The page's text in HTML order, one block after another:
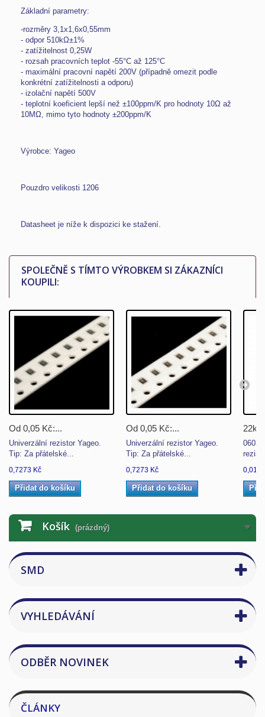
Základní parametry:
-rozměry 3,1x1,6x0,55mm
- odpor 510kΩ±1%
- zatížitelnost 0,25W
- rozsah pracovních teplot -55°C až 125°C
- maximální pracovní napětí 200V (případně omezit podle
konkrétní zatížitelnosti a odporu)
- izolační napětí 500V
- teplotní koeficient lepší než ±100ppm/K pro hodnoty 10Ω až
10MΩ, mimo tyto hodnoty ±200ppm/K
Výrobce: Yageo
Pouzdro velikosti 1206
Datasheet je níže k dispozici ke stažení.
SPOLEČNĚ S TÍMTO VÝROBKEM SI ZÁKAZNÍCI
KOUPILI:
Od 0,05 Kč:...
Univerzální rezistor Yageo.
Tip: Za přátelské...
0,7273 Kč
Přidat do košíku
Od 0,05 Kč:...
Univerzální rezistor Yageo.
Tip: Za přátelské...
0,7273 Kč
Přidat do košíku
22k/
0603/
Košík (prázdný)
SMD
VYHLEDÁVÁNÍ
ODBĚR NOVINEK
ČLÁNKY